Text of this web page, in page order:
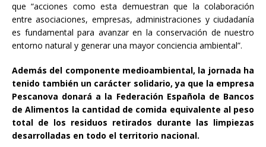
que “acciones como esta demuestran que la colaboración
entre asociaciones, empresas, administraciones y ciudadanía
es fundamental para avanzar en la conservación de nuestro
entorno natural y generar una mayor conciencia ambiental”.
Además del componente medioambiental, la jornada ha
tenido también un carácter solidario, ya que la empresa
Pescanova donará a la Federación Española de Bancos
de Alimentos la cantidad de comida equivalente al peso
total de los residuos retirados durante las limpiezas
desarrolladas en todo el territorio nacional.